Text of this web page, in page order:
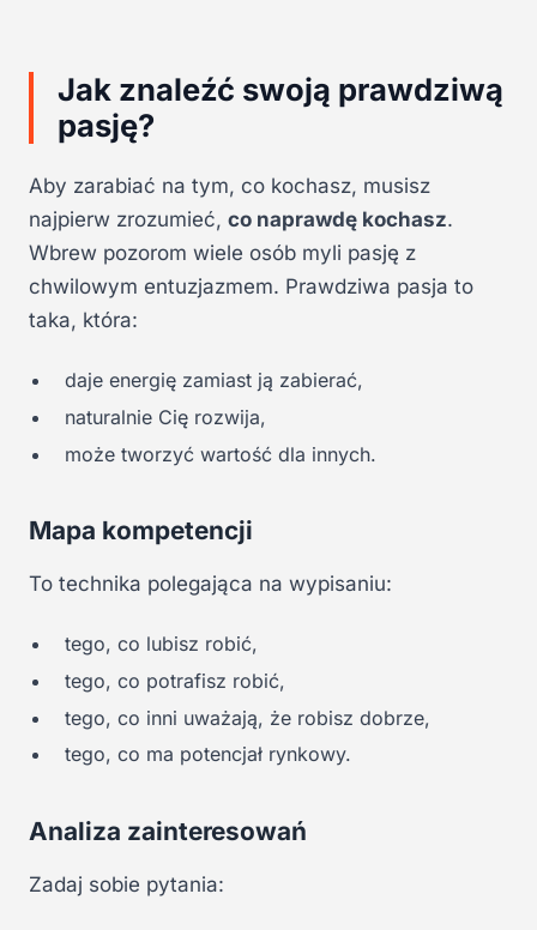
Jak znaleźć swoją prawdziwą
pasję?
Aby zarabiać na tym, co kochasz, musisz
najpierw zrozumieć, co naprawdę kochasz.
Wbrew pozorom wiele osób myli pasję z
chwilowym entuzjazmem. Prawdziwa pasja to
taka, która:
daje energię zamiast ją zabierać,
naturalnie Cię rozwija,
może tworzyć wartość dla innych.
Mapa kompetencji
To technika polegająca na wypisaniu:
tego, co lubisz robić,
tego, co potrafisz robić,
tego, co inni uważają, że robisz dobrze,
tego, co ma potencjał rynkowy.
Analiza zainteresowań
Zadaj sobie pytania: